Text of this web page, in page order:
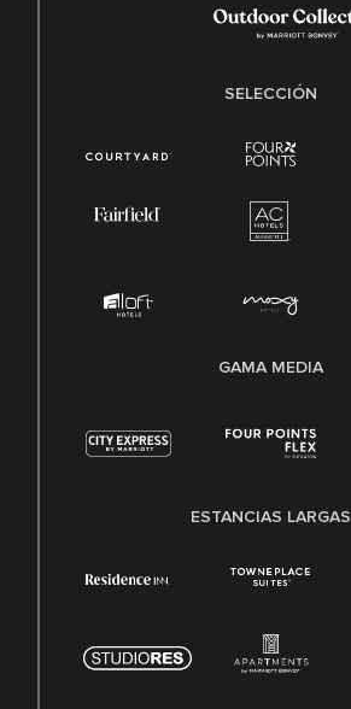
SELECCIÓN
GAMA MEDIA
ESTANCIAS LARGAS